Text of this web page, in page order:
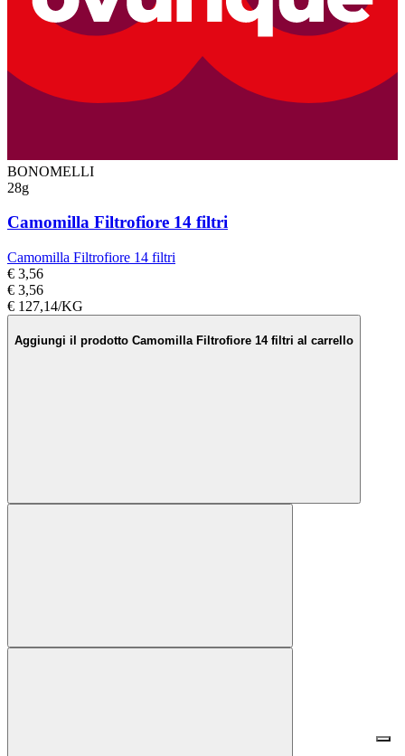
BONOMELLI
28g
Camomilla Filtrofiore 14 filtri
Camomilla Filtrofiore 14 filtri
€ 3,56
€ 3,56
€ 127,14/KG
Aggiungi il prodotto Camomilla Filtrofiore 14 filtri al carrello